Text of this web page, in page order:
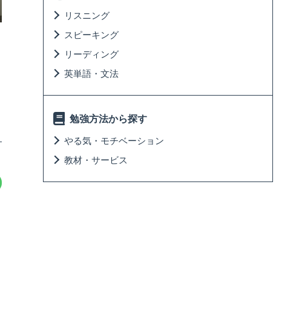
リスニング
スピーキング
リーディング
英単語・文法
勉強方法から探す
やる気・モチベーション
教材・サービス